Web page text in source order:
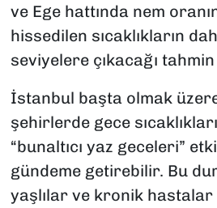
ve Ege hattında nem
hissedilen sıcaklıkların
seviyelere çıkacağı
İstanbul başta olmak
şehirlerde gece
“bunaltıcı yaz geceleri”
gündeme getirebilir. Bu
yaşlılar ve kronik